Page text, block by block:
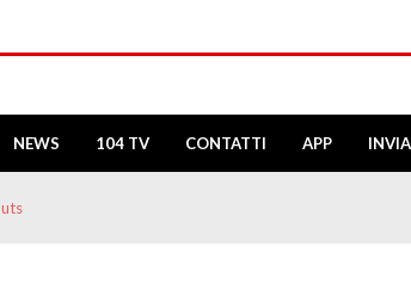
NEWS 104 TV CONTATTI APP